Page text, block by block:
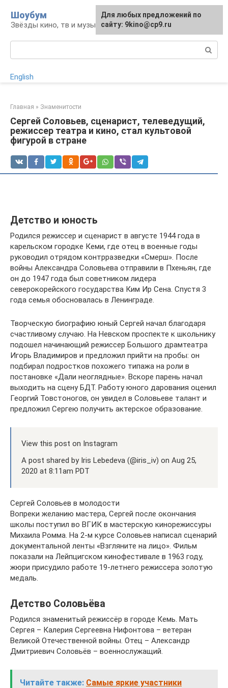
контенту
Шоубум
Звёзды кино, тв и музыки
English
Главная » Знаменитости
Сергей Соловьев, сценарист, телеведущий,
режиссер театра и кино, стал культовой
фигурой в стране
Детство и юность
Родился режиссер и сценарист в августе 1944 года в
карельском городке Кеми, где отец в военные годы
руководил отрядом контрразведки «Смерш». После
войны Александра Соловьева отправили в Пхеньян, где
он до 1947 года был советником лидера
северокорейского государства Ким Ир Сена. Спустя 3
года семья обосновалась в Ленинграде.
Творческую биографию юный Сергей начал благодаря
счастливому случаю. На Невском проспекте к школьнику
подошел начинающий режиссер Большого драмтеатра
Игорь Владимиров и предложил прийти на пробы: он
подбирал подростков похожего типажа на роли в
постановке «Дали неоглядные». Вскоре парень начал
выходить на сцену БДТ. Работу юного дарования оценил
Георгий Товстоногов, он увидел в Соловьеве талант и
предложил Сергею получить актерское образование.
View this post on Instagram
A post shared by Iris Lebedeva (@iris_iv) on Aug 25,
2020 at 8:11am PDT
Сергей Соловьев в молодости
Вопреки желанию мастера, Сергей после окончания
школы поступил во ВГИК в мастерскую кинорежиссуры
Михаила Ромма. На 2-м курсе Соловьев написал сценарий
документальной ленты «Взгляните на лицо». Фильм
показали на Лейпцигском кинофестивале в 1963 году,
жюри присудило работе 19-летнего режиссера золотую
медаль.
Детство Соловьёва
Родился знаменитый режиссёр в городе Кемь. Мать
Сергея – Калерия Сергеевна Нифонтова – ветеран
Великой Отечественной войны. Отец – Александр
Дмитриевич Соловьёв – военнослужащий.
Читайте также: Самые яркие участники
Для любых предложений по
сайту: 9kino@cp9.ru